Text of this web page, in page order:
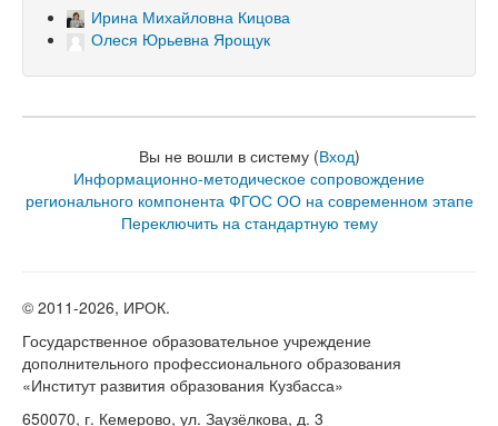
Ирина Михайловна Кицова
Олеся Юрьевна Ярощук
Вы не вошли в систему (Вход)
Информационно-методическое сопровождение
регионального компонента ФГОС ОО на современном этапе
Переключить на стандартную тему
© 2011-2026, ИРОК.
Государственное образовательное учреждение
дополнительного профессионального образования
«Институт развития образования Кузбасса»
650070, г. Кемерово, ул. Заузёлкова, д. 3